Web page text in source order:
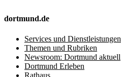
dortmund.de
Services und Dienstleistungen
Themen und Rubriken
Newsroom: Dortmund aktuell
Dortmund Erleben
Rathaus